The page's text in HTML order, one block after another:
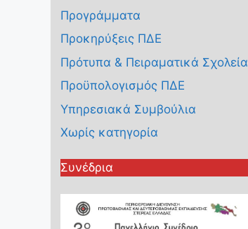
Προγράμματα
Προκηρύξεις ΠΔΕ
Πρότυπα & Πειραματικά Σχολεία
Προϋπολογισμός ΠΔΕ
Υπηρεσιακά Συμβούλια
Χωρίς κατηγορία
Συνέδρια